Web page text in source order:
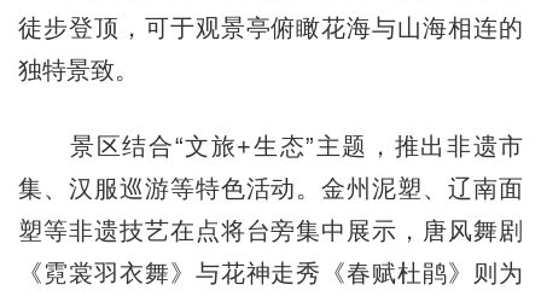
徒步登顶，可于观景亭俯瞰花海与山海相连的
独特景致。
景区结合“文旅+生态”主题，推出非遗市
集、汉服巡游等特色活动。金州泥塑、辽南面
塑等非遗技艺在点将台旁集中展示，唐风舞剧
《霓裳羽衣舞》与花神走秀《春赋杜鹃》则为